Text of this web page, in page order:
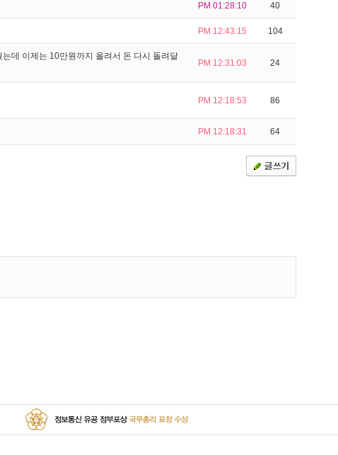
PM 01:28:10 40
PM 12:43:15 104
데 이제는 10만원까지 올려서 돈 다시 돌려달
PM 12:31:03 24
PM 12:18:53 86
PM 12:18:31 64